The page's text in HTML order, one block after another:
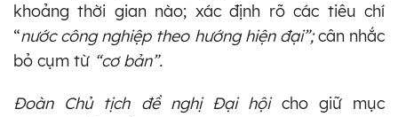
khoảng thời gian nào; xác định rõ các tiêu chí
“nước công nghiệp theo hướng hiện đại”;cân nhắc
bỏ cụm từ “cơ bản”.
Đoàn Chủ tịch đềnghị Đại hội cho giữ mục